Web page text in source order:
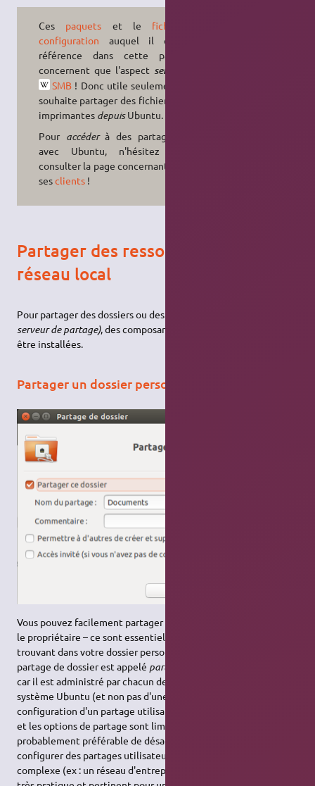
Ces paquets et le fichier de
configuration auquel il est fait
référence dans cette page ne
concernent que l'aspect serveur
SMB ! Donc utile seulement si on
souhaite partager des fichiers ou des
imprimantes depuisUbuntu.
Pour accéderà des partages
avec Ubuntu, n'hésitez pas à
consulter la page concernant
sesclients!
Partager des ressources sur un
réseau local
Pour partager des dossiers ou des imprimantes
serveur de partage), des composantes supplémentaires doivent
être installées.
Partager un dossier personnel
Vous pouvez facilement partager un répertoire dont vous êtes
le propriétaire – ce sont essentiellement les répertoires se
trouvant dans votre dossier personnel d'Ubuntu. Ce mode de
partage de dossier est appelé partage utilisateur
car il est administré par chacun des utilisateurs de votre
système Ubuntu (et non pas d'une manière centralisée). La
configuration d'un partage utilisateur se fait très simplement,
et les options de partage sont limitées. De ce fait, il est
probablement préférable de désactiver la capacité de
configurer des partages utilisateur au sein d'une structure
complexe (ex : un réseau d'entreprise) ; toutefois, ce mode est